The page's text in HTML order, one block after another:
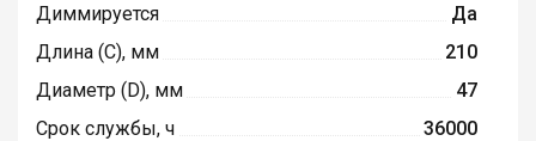
Диммируется
Да
Длина (C), мм
210
Диаметр (D), мм
47
Срок службы, ч
36000